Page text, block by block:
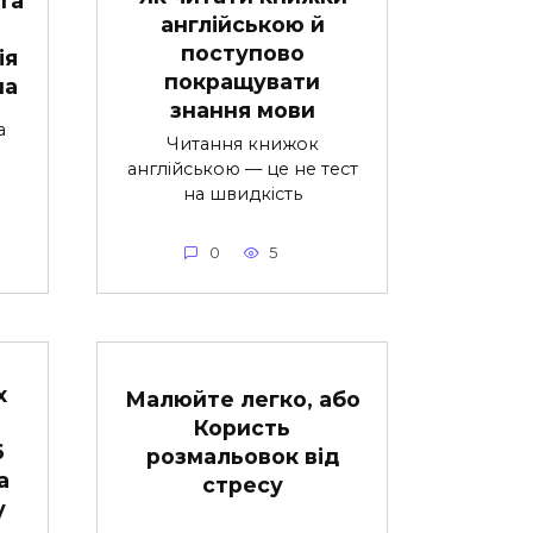
англійською й
поступово
покращувати
знання мови
Читання книжок
англійською — це не тест
на швидкість
0 5
Малюйте легко, або
Користь
розмальовок від
стресу